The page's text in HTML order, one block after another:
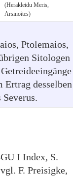
(Herakleidu Meris,
Arsinoites)
Ptolemaios,
Sitologen
Ertrag desselben
Severus.
I Index, S.
F. Preisigke,